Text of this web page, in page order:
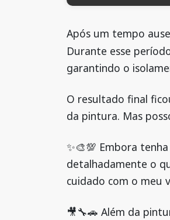
Após um tempo
Durante esse
garantindo o
O resultado final
da pintura. Mas
✨🎨💯 Embora
detalhadamente o
cuidado com o meu
🎥🔧🚗 Além da